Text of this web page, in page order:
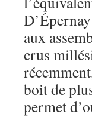
aux
crus
boit de
permet